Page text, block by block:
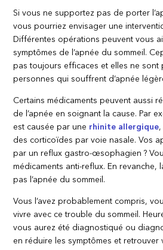
Si vous ne supportez pas de porter
vous pourriez envisager une
Différentes opérations peuvent vous
symptômes de l’apnée du sommeil.
pas toujours efficaces et elles ne sont
personnes qui souffrent d’apnée
Certains médicaments peuvent aussi
de l’apnée en soignant la cause. Par
est causée par une rhinite allergique,
des corticoïdes par voie nasale. Vos
par un reflux gastro-œsophagien ?
médicaments anti-reflux. En revanche,
pas l’apnée du sommeil.
Vous l’avez probablement compris,
vivre avec ce trouble du sommeil.
vous aurez été diagnostiqué ou
en réduire les symptômes et retrouver